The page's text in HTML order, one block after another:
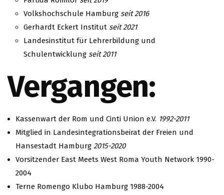
Volkshochschule Hamburg seit 2016
Gerhardt Eckert Institut seit 2021
Landesinstitut für Lehrerbildung und
Schulentwicklung seit 2011
Vergangen:
Kassenwart der Rom und Cinti Union e.V. 1992-2011
Mitglied in Landesintegrationsbeirat der Freien und
Hansestadt Hamburg 2015-2020
Vorsitzender East Meets West Roma Youth Network 1990-
2004
Terne Romengo Klubo Hamburg 1988-2004